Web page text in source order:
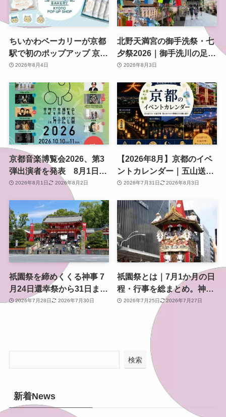
ちいかわベーカリーが京都
駅で初のポップアップ 京都
限定「ふわふわおたべキャ
2026年8月4日
北野天満宮の御手洗祭・七
夕祭2026｜御手洗川の足つ
け燈明神事で涼む夏の夜
2026年8月3日
京都音楽博覧会2026、第3
弾出演者を発表 8月1日か
らチケット2次プレオーダ
ー開始 梅小路公園で10月
開催
2026年8月1日 2026年8月2日
【2026年8月】京都のイベ
ントカレンダー｜五山送り
火・お盆行事・夏のおでか
2026年7月31日 2026年8月3日
祇園祭を締めくくる神事 7
月24日還幸祭から31日まで
のスケジュールと見どころ
2026年7月28日 2026年7月30日
祇園祭とは｜7月1か月の日
程・行事を総まとめ。神幸
祭・山鉾巡行・還幸祭まで
2026年7月25日 2026年7月27日
検索
新着News